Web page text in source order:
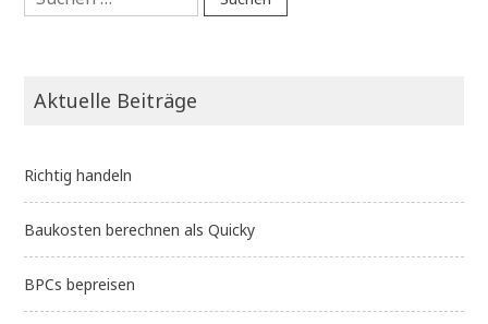
nach:
Aktuelle Beiträge
Richtig handeln
Baukosten berechnen als Quicky
BPCs bepreisen